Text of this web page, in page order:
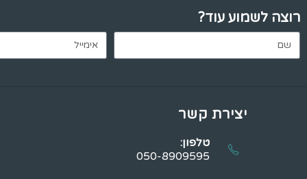
רוצה לשמוע עוד?
יצירת קשר
טלפון:
050-8909595